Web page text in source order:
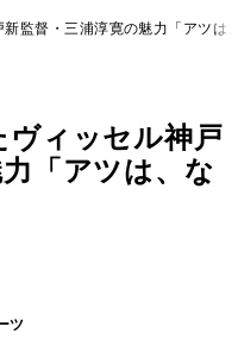
監督・三浦淳寛の魅力「アツは
ィッセル神戸
「アツは、な
ツ